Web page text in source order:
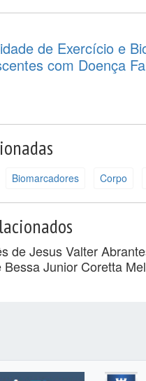
de Exercício e
com Doença
Biomarcadores Corpo
de JesusValter
Bessa Junior Coretta